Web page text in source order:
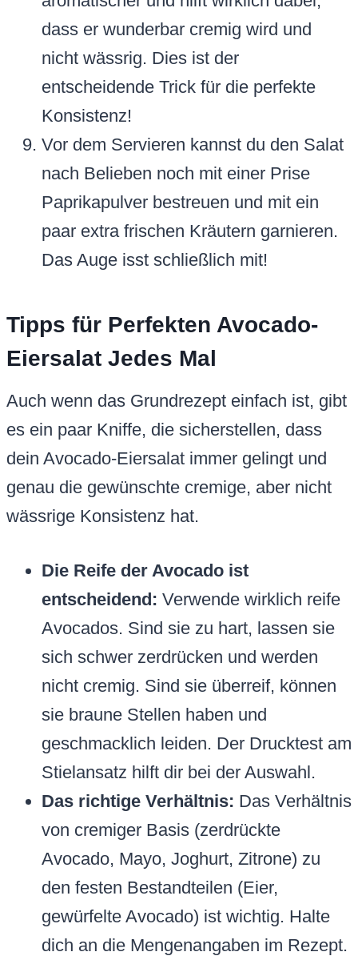
dass er wunderbar cremig wird und
nicht wässrig. Dies ist der
entscheidende Trick für die perfekte
Konsistenz!
Vor dem Servieren kannst du den Salat
nach Belieben noch mit einer Prise
Paprikapulver bestreuen und mit ein
paar extra frischen Kräutern garnieren.
Das Auge isst schließlich mit!
Tipps für Perfekten Avocado-
Eiersalat Jedes Mal
Auch wenn das Grundrezept einfach ist, gibt
es ein paar Kniffe, die sicherstellen, dass
dein Avocado-Eiersalat immer gelingt und
genau die gewünschte cremige, aber nicht
wässrige Konsistenz hat.
Die Reife der Avocado ist
entscheidend: Verwende wirklich reife
Avocados. Sind sie zu hart, lassen sie
sich schwer zerdrücken und werden
nicht cremig. Sind sie überreif, können
sie braune Stellen haben und
geschmacklich leiden. Der Drucktest am
Stielansatz hilft dir bei der Auswahl.
Das richtige Verhältnis: Das Verhältnis
von cremiger Basis (zerdrückte
Avocado, Mayo, Joghurt, Zitrone) zu
den festen Bestandteilen (Eier,
gewürfelte Avocado) ist wichtig. Halte
dich an die Mengenangaben im Rezept.